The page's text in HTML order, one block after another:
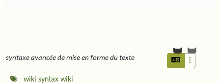
syntaxe avancée de mise en forme du texte
wiki syntax wiki